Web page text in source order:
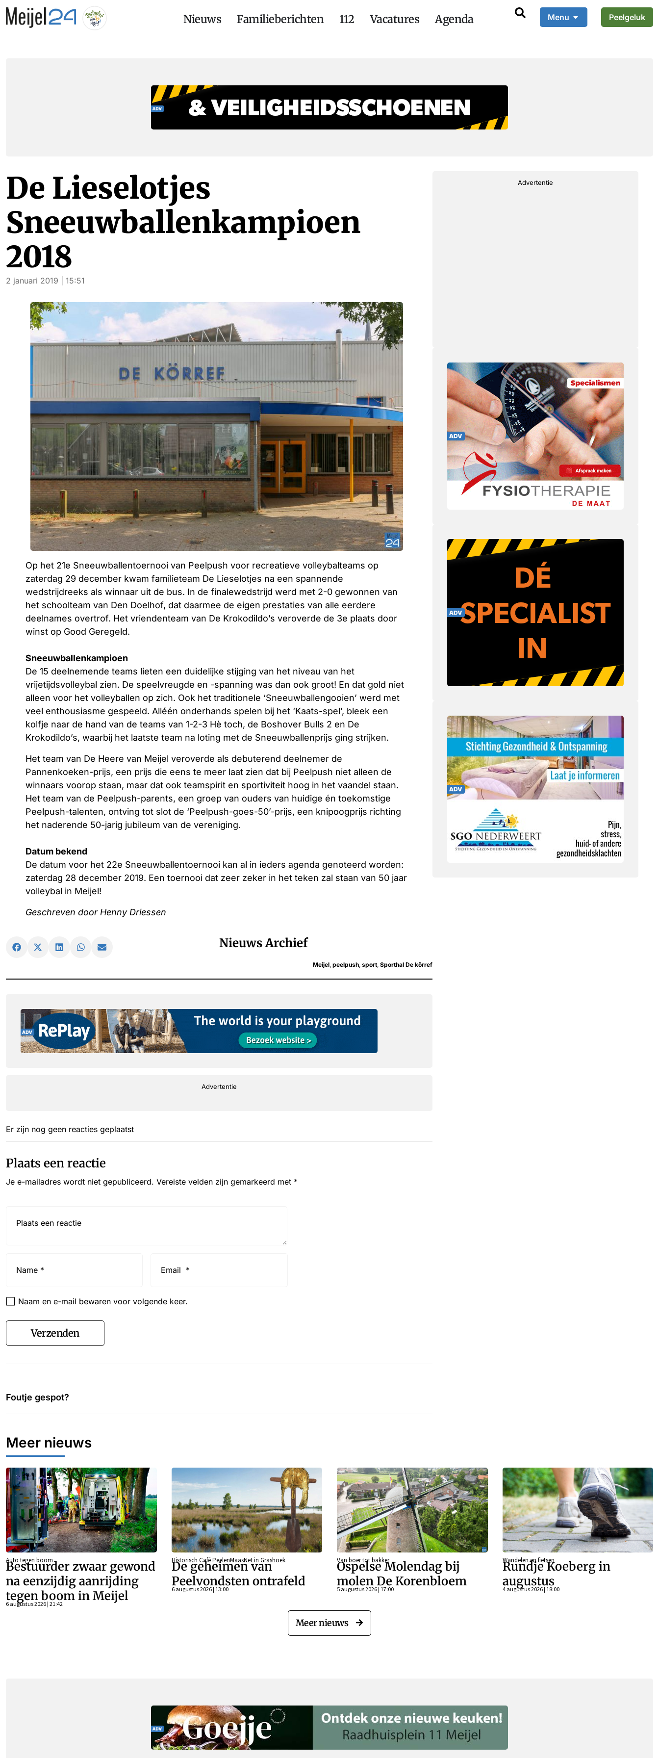
Nieuws Familieberichten 112 Vacatures Agenda Menu Peelgeluk
De Lieselotjes
Sneeuwballenkampioen
2018
2 januari 2019 | 15:51
Op het 21e Sneeuwballentoernooi van Peelpush voor recreatieve volleybalteams op
zaterdag 29 december kwam familieteam De Lieselotjes na een spannende
wedstrijdreeks als winnaar uit de bus. In de finalewedstrijd werd met 2-0 gewonnen van
het schoolteam van Den Doelhof, dat daarmee de eigen prestaties van alle eerdere
deelnames overtrof. Het vriendenteam van De Krokodildo’s veroverde de 3e plaats door
winst op Good Geregeld.
Sneeuwballenkampioen
De 15 deelnemende teams lieten een duidelijke stijging van het niveau van het
vrijetijdsvolleybal zien. De speelvreugde en -spanning was dan ook groot! En dat gold niet
alleen voor het volleyballen op zich. Ook het traditionele ‘Sneeuwballengooien’ werd met
veel enthousiasme gespeeld. Alléén onderhands spelen bij het ‘Kaats-spel’, bleek een
kolfje naar de hand van de teams van 1-2-3 Hè toch, de Boshover Bulls 2 en De
Krokodildo’s, waarbij het laatste team na loting met de Sneeuwballenprijs ging strijken. ​
Het team van De Heere van Meijel veroverde als debuterend deelnemer de
Pannenkoeken-prijs, een prijs die eens te meer laat zien dat bij Peelpush niet alleen de
winnaars voorop staan, maar dat ook teamspirit en sportiviteit hoog in het vaandel staan.
Het team van de Peelpush-parents, een groep van ouders van huidige én toekomstige
Peelpush-talenten, ontving tot slot de ‘Peelpush-goes-50’-prijs, een knipoogprijs richting
het naderende 50-jarig jubileum van de vereniging.
Datum bekend
De datum voor het 22e Sneeuwballentoernooi kan al in ieders agenda genoteerd worden:
zaterdag 28 december 2019. Een toernooi dat zeer zeker in het teken zal staan van 50 jaar
volleybal in Meijel!​
Geschreven door Henny Driessen
Nieuws Archief
Meijel peelpush sport Sporthal De körref
Advertentie
Er zijn nog geen reacties geplaatst
Plaats een reactie
Je e-mailadres wordt niet gepubliceerd. Vereiste velden zijn gemarkeerd met *
Naam en e-mail bewaren voor volgende keer.
Verzenden
Advertentie
Foutje gespot?
Meer nieuws
Auto tegen boom
Bestuurder zwaar gewond
na eenzijdig aanrijding
tegen boom in Meijel
6 augustus 2026 | 21:42
Historisch Café PeelenMaasNet in Grashoek
De geheimen van
Peelvondsten ontrafeld
6 augustus 2026 | 13:00
Van boer tot bakker
Ospelse Molendag bij
molen De Korenbloem
5 augustus 2026 | 17:00
Wandelen en fietsen
Rundje Koeberg in
augustus
4 augustus 2026 | 18:00
Meer nieuws